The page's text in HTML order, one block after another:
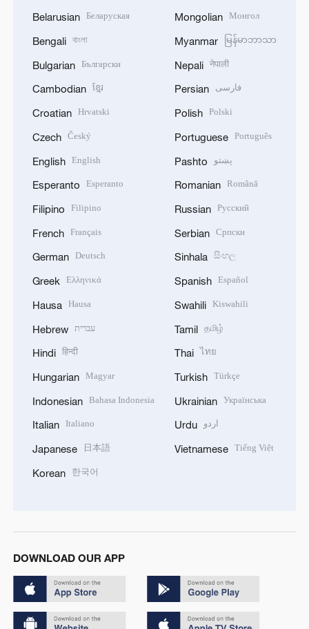
Belarusian Беларуская
Bengali বাংলা
Bulgarian Български
Cambodian ខ្មែរ
Croatian Hrvatski
Czech Český
English English
Esperanto Esperanto
Filipino Filipino
French Français
German Deutsch
Greek Ελληνικά
Hausa Hausa
Hebrew עברית
Hindi हिन्दी
Hungarian Magyar
Indonesian Bahasa Indonesia
Italian Italiano
Japanese 日本語
Korean 한국어
Mongolian Монгол
Myanmar မြန်မာဘာသာ
Nepali नेपाली
Persian فارسی
Polish Polski
Portuguese Português
Pashto پښتو
Romanian Română
Russian Русский
Serbian Српски
Sinhala සිංහල
Spanish Español
Swahili Kiswahili
Tamil தமிழ்
Thai ไทย
Turkish Türkçe
Ukrainian Українська
Urdu اردو
Vietnamese Tiếng Việt
DOWNLOAD OUR APP